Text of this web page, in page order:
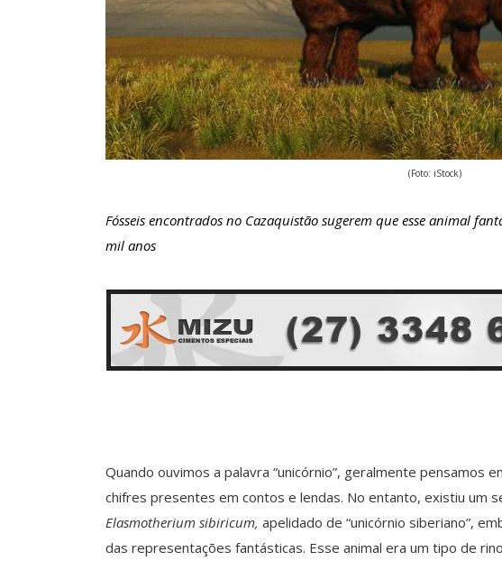
(Foto: iStock)
Fósseis encontrados no Cazaquistão sugerem que esse animal
mil anos
Quando ouvimos a palavra “unicórnio”, geralmente pensamos
chifres presentes em contos e lendas. No entanto, existiu um
Elasmotherium sibiricum, apelidado de “unicórnio siberiano”,
das representações fantásticas. Esse animal era um tipo de